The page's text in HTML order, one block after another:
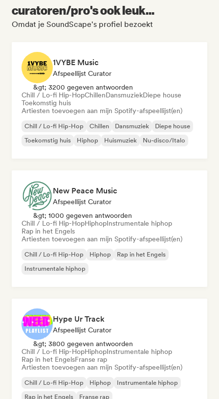
curatoren/pro's ook leuk...
Omdat je SoundScape's profiel bezoekt
1VYBE Music
Afspeellijst Curator
&gt; 3200 gegeven antwoorden
Chill / Lo-fi Hip-HopChillenDansmuziekDiepe house
Toekomstig huis
Artiesten toevoegen aan mijn Spotify-afspeellijst(en)
Chill / Lo-fi Hip-Hop Chillen Dansmuziek
Diepe house
Toekomstig huis
Hiphop Huismuziek Nu-disco/Italo
New Peace Music
Afspeellijst Curator
&gt; 1000 gegeven antwoorden
Chill / Lo-fi Hip-HopHiphopInstrumentale hiphop
Rap in het Engels
Artiesten toevoegen aan mijn Spotify-afspeellijst(en)
Chill / Lo-fi Hip-Hop Hiphop
Rap in het Engels
Instrumentale hiphop
Hype Ur Track
Afspeellijst Curator
&gt; 3800 gegeven antwoorden
Chill / Lo-fi Hip-HopHiphopInstrumentale hiphop
Rap in het EngelsFranse rap
Artiesten toevoegen aan mijn Spotify-afspeellijst(en)
Chill / Lo-fi Hip-Hop Hiphop
Instrumentale hiphop
Rap in het Engels
Franse rap